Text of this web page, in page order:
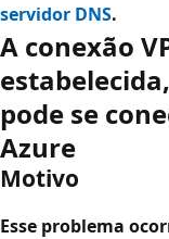
servidor DNS.
A conexão
pode se
Azure
Motivo
Esse problema